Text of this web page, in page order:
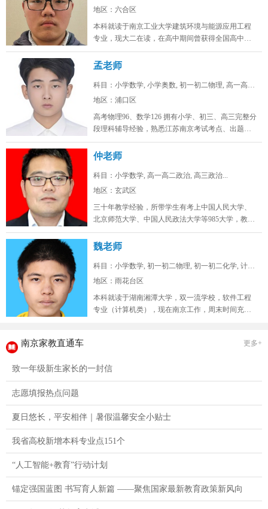
地区：六合区
本科就读于南京工业大学建筑环境与能源应用工程
专业，现大二在读，在高中期间曾获得全国高中生
英语能力测评大赛省一，全国化学奥...
孟老师
科目：小学数学, 小学奥数, 初一初二物理, 高一高二...
地区：浦口区
高考物理96、数学126 拥有小学、初三、高三完整分
段理科辅导经验，熟悉江苏南京考试考点、出题思
路，擅长补差提分、五升...
仲老师
科目：小学数学, 高一高二政治, 高三政治...
地区：玄武区
三十年教学经验，所带学生有考上中国人民大学、
北京师范大学、中国人民政法大学等985大学，教学
态度认真，品德高尚。...
魏老师
科目：小学数学, 初一初二物理, 初一初二化学, 计算...
地区：雨花台区
本科就读于湖南湘潭大学，双一流学校，软件工程
专业（计算机类），现在南京工作，周末时间充
南京家教直通车 更多+
致一年级新生家长的一封信
志愿填报热点问题
夏日悠长，平安相伴｜暑假温馨安全小贴士
我省高校新增本科专业点151个
“人工智能+教育”行动计划
锚定强国蓝图 书写育人新篇 ——聚焦国家最新教育政策新风向